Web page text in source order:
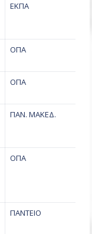
ΕΚΠΑ
ΟΠΑ
ΟΠΑ
ΠΑΝ. ΜΑΚΕΔ.
ΟΠΑ
ΠΑΝΤΕΙΟ